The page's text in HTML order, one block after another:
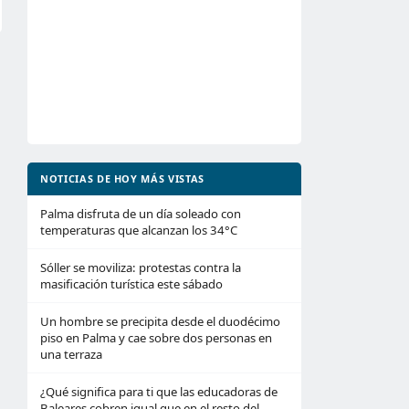
NOTICIAS DE HOY MÁS VISTAS
Palma disfruta de un día soleado con
temperaturas que alcanzan los 34°C
Sóller se moviliza: protestas contra la
masificación turística este sábado
Un hombre se precipita desde el duodécimo
piso en Palma y cae sobre dos personas en
una terraza
¿Qué significa para ti que las educadoras de